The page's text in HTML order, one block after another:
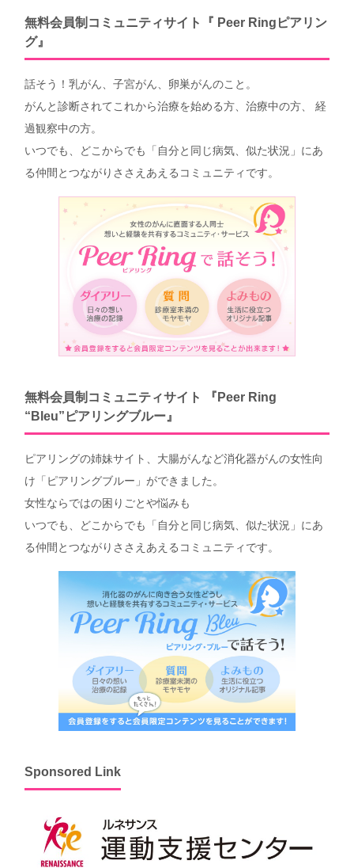
無料会員制コミュニティサイト『 Peer Ringピアリン
グ』
話そう！乳がん、子宮がん、卵巣がんのこと。
がんと診断されてこれから治療を始める方、治療中の方、 経
過観察中の方。
いつでも、どこからでも「自分と同じ病気、似た状況」にあ
る仲間とつながりささえあえるコミュニティです。
無料会員制コミュニティサイト 『Peer Ring
“Bleu”ピアリングブルー』
ピアリングの姉妹サイト、大腸がんなど消化器がんの女性向
け「ピアリングブルー」ができました。
女性ならではの困りごとや悩みも
いつでも、どこからでも「自分と同じ病気、似た状況」にあ
る仲間とつながりささえあえるコミュニティです。
Sponsored Link